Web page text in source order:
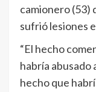
camionero (53)
sufrió lesiones
“El hecho
habría abusado
hecho que